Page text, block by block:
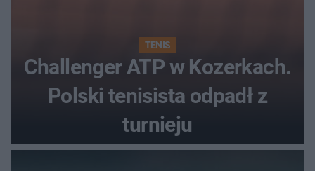
TENIS
Challenger ATP w Kozerkach.
Polski tenisista odpadł z
turnieju